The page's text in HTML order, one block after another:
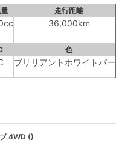
走行距離
36,000km
色
ブリリアントホワイトパー
4WD ()